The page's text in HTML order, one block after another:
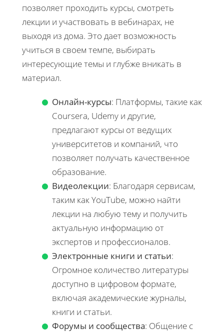
позволяет проходить курсы, смотреть
лекции и участвовать в вебинарах, не
выходя из дома. Это дает возможность
учиться в своем темпе, выбирать
интересующие темы и глубже вникать в
материал.
Онлайн-курсы: Платформы, такие как
Coursera, Udemy и другие,
предлагают курсы от ведущих
университетов и компаний, что
позволяет получать качественное
образование.
Видеолекции: Благодаря сервисам,
таким как YouTube, можно найти
лекции на любую тему и получить
актуальную информацию от
экспертов и профессионалов.
Электронные книги и статьи:
Огромное количество литературы
доступно в цифровом формате,
включая академические журналы,
книги и статьи.
Форумы и сообщества: Общение с